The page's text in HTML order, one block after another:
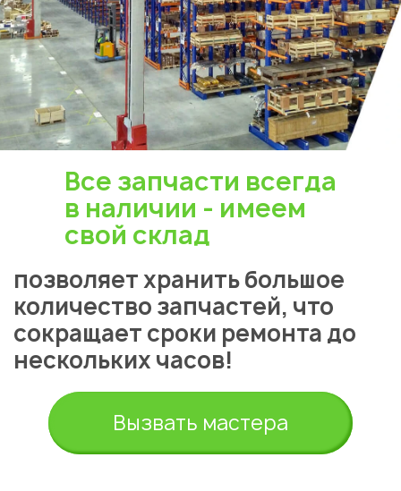
Все запчасти всегда
в наличии - имеем
свой склад
позволяет хранить большое
количество запчастей, что
сокращает сроки ремонта до
нескольких часов!
Вызвать мастера
Укажите из какого вы
города
Алматы